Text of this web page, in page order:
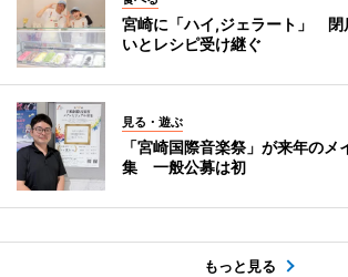
宮崎に「ハイ,ジェラート」 閉
いとレシピ受け継ぐ
見る・遊ぶ
「宮崎国際音楽祭」が来年の
集 一般公募は初
もっと見る